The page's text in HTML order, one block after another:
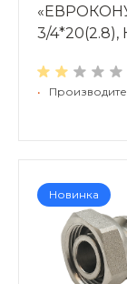
3/4*20(2.8),
•
Новинка